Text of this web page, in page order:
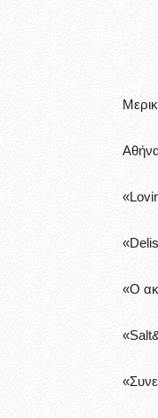
«Ο